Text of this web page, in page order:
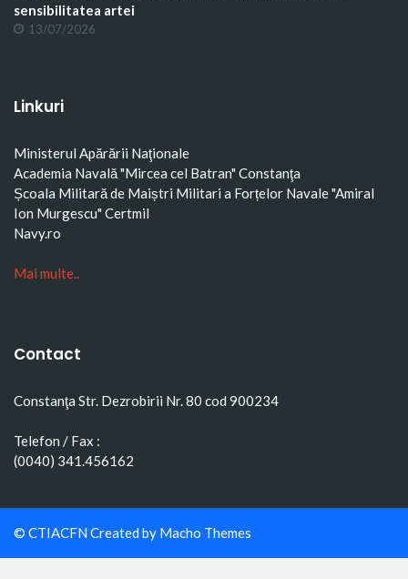
sensibilitatea artei
13/07/2026
Linkuri
Ministerul Apărării Naţionale
Academia Navală "Mircea cel Batran" Constanţa
Școala Militară de Maiștri Militari a Forțelor Navale "Amiral
Ion Murgescu" Certmil
Navy.ro
Mai multe..
Contact
Constanţa Str. Dezrobirii Nr. 80 cod 900234
Telefon / Fax :
(0040) 341.456162
© CTIACFN Created by Macho Themes